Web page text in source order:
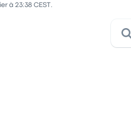
à 23:38 CEST.